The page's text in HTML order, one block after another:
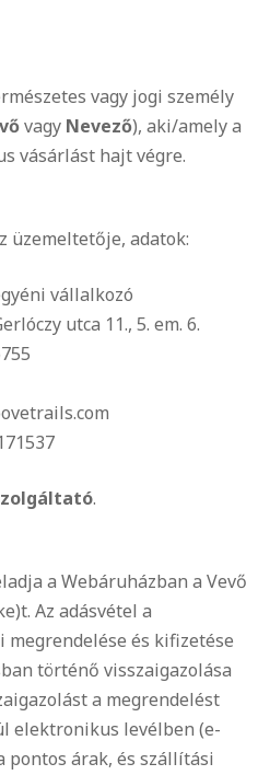
vagy jogi személy
vagy Nevező), aki/amely a
vásárlást hajt végre.
üzemeltetője, adatok:
vállalkozó
utca 11., 5. em. 6.
.
a Webáruházban a Vevő
Az adásvétel a
és kifizetése
történő visszaigazolása
a megrendelést
elektronikus levélben (e­
pontos árak, és szállítási